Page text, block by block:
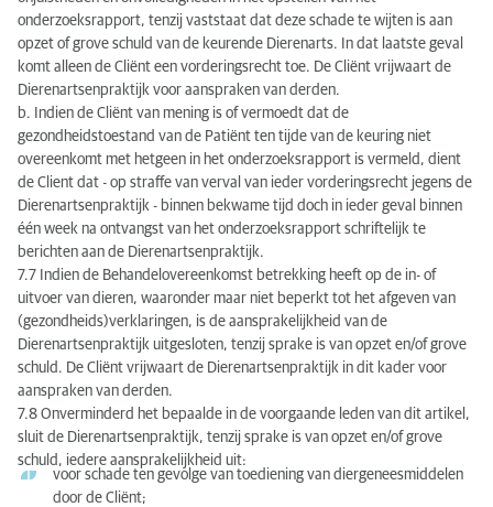
onderzoeksrapport, tenzij vaststaat dat deze schade te wijten is aan
opzet of grove schuld van de keurende Dierenarts. In dat laatste geval
komt alleen de Cliënt een vorderingsrecht toe. De Cliënt vrijwaart de
Dierenartsenpraktijk voor aanspraken van derden.
b. Indien de Cliënt van mening is of vermoedt dat de
gezondheidstoestand van de Patiënt ten tijde van de keuring niet
overeenkomt met hetgeen in het onderzoeksrapport is vermeld, dient
de Client dat - op straffe van verval van ieder vorderingsrecht jegens de
Dierenartsenpraktijk - binnen bekwame tijd doch in ieder geval binnen
één week na ontvangst van het onderzoeksrapport schriftelijk te
berichten aan de Dierenartsenpraktijk.
7.7 Indien de Behandelovereenkomst betrekking heeft op de in- of
uitvoer van dieren, waaronder maar niet beperkt tot het afgeven van
(gezondheids)verklaringen, is de aansprakelijkheid van de
Dierenartsenpraktijk uitgesloten, tenzij sprake is van opzet en/of grove
schuld. De Cliënt vrijwaart de Dierenartsenpraktijk in dit kader voor
aanspraken van derden.
7.8 Onverminderd het bepaalde in de voorgaande leden van dit artikel,
sluit de Dierenartsenpraktijk, tenzij sprake is van opzet en/of grove
schuld, iedere aansprakelijkheid uit:
voor schade ten gevolge van toediening van diergeneesmiddelen
door de Cliënt;